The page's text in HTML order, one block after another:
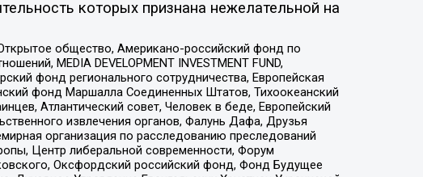
которых признана нежелательной на
общество, Американо-российский фонд по
MEDIA DEVELOPMENT INVESTMENT FUND,
фонд регионального сотрудничества, Европейская
фонд Маршалла Соединенных Штатов, Тихоокеанский
Атлантический совет, Человек в беде, Европейский
извлечения органов, Фалунь Дафа, Друзья
организация по расследованию преследований
Центр либеральной современности, Форум
Оксфордский российский фонд, Фонд Будущее